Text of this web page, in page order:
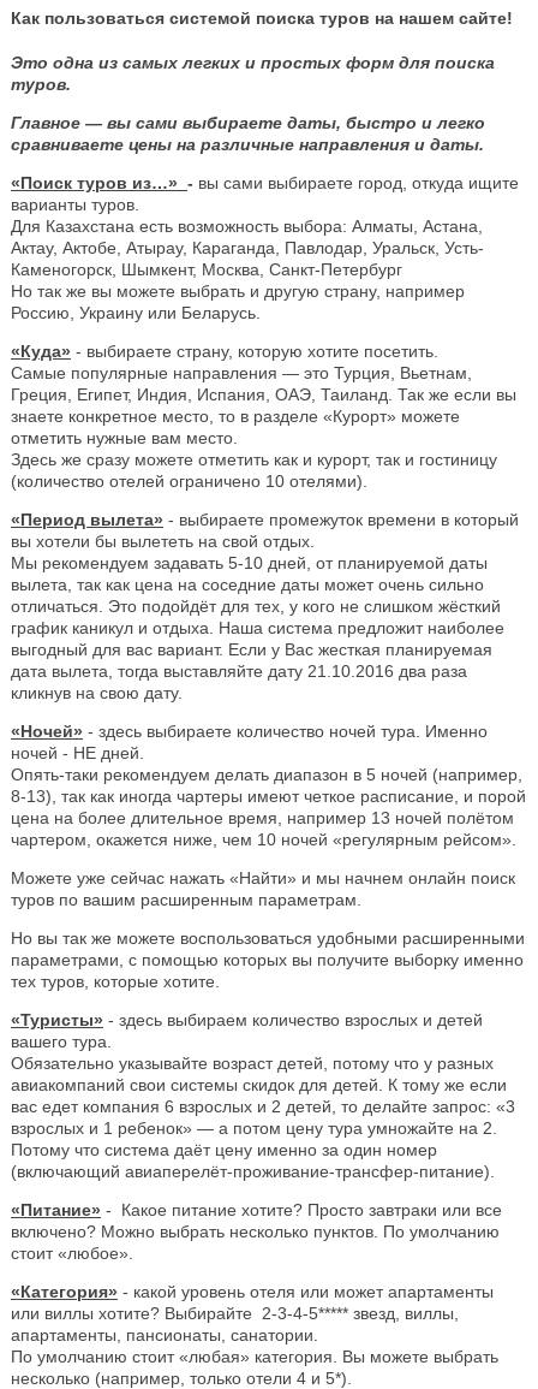
Как пользоваться системой поиска туров на нашем сайте!
Это одна из самых легких и простых форм для поиска
туров.
Главное — вы сами выбираете даты, быстро и легко
сравниваете цены на различные направления и даты.
«Поиск туров из…» - вы сами выбираете город, откуда ищите
варианты туров.
Для Казахстана есть возможность выбора: Алматы, Астана,
Актау, Актобе, Атырау, Караганда, Павлодар, Уральск, Усть-
Каменогорск, Шымкент, Москва, Санкт-Петербург
Но так же вы можете выбрать и другую страну, например
Россию, Украину или Беларусь.
«Куда» - выбираете страну, которую хотите посетить.
Самые популярные направления — это Турция, Вьетнам,
Греция, Египет, Индия, Испания, ОАЭ, Таиланд. Так же если вы
знаете конкретное место, то в разделе «Курорт» можете
отметить нужные вам место.
Здесь же сразу можете отметить как и курорт, так и гостиницу
(количество отелей ограничено 10 отелями).
«Период вылета» - выбираете промежуток времени в который
вы хотели бы вылететь на свой отдых.
Мы рекомендуем задавать 5-10 дней, от планируемой даты
вылета, так как цена на соседние даты может очень сильно
отличаться. Это подойдёт для тех, у кого не слишком жёсткий
график каникул и отдыха. Наша система предложит наиболее
выгодный для вас вариант. Если у Вас жесткая планируемая
дата вылета, тогда выставляйте дату 21.10.2016 два раза
кликнув на свою дату.
«Ночей» - здесь выбираете количество ночей тура. Именно
ночей - НЕ дней.
Опять-таки рекомендуем делать диапазон в 5 ночей (например,
8-13), так как иногда чартеры имеют четкое расписание, и порой
цена на более длительное время, например 13 ночей полётом
чартером, окажется ниже, чем 10 ночей «регулярным рейсом».
Можете уже сейчас нажать «Найти» и мы начнем онлайн поиск
туров по вашим расширенным параметрам.
Но вы так же можете воспользоваться удобными расширенными
параметрами, с помощью которых вы получите выборку именно
тех туров, которые хотите.
«Туристы» - здесь выбираем количество взрослых и детей
вашего тура.
Обязательно указывайте возраст детей, потому что у разных
авиакомпаний свои системы скидок для детей. К тому же если
вас едет компания 6 взрослых и 2 детей, то делайте запрос: «3
взрослых и 1 ребенок» — а потом цену тура умножайте на 2.
Потому что система даёт цену именно за один номер
(включающий авиаперелёт-проживание-трансфер-питание).
«Питание» - Какое питание хотите? Просто завтраки или все
включено? Можно выбрать несколько пунктов. По умолчанию
стоит «любое».
«Категория» - какой уровень отеля или может апартаменты
или виллы хотите? Выбирайте 2-3-4-5***** звезд, виллы,
апартаменты, пансионаты, санатории.
По умолчанию стоит «любая» категория. Вы можете выбрать
несколько (например, только отели 4 и 5*).